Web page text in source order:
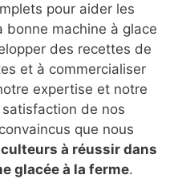
pour aider les
bonne machine à glace
des recettes de
et à commercialiser
expertise et notre
de nos
que nous
à réussir dans
glacée à la ferme.